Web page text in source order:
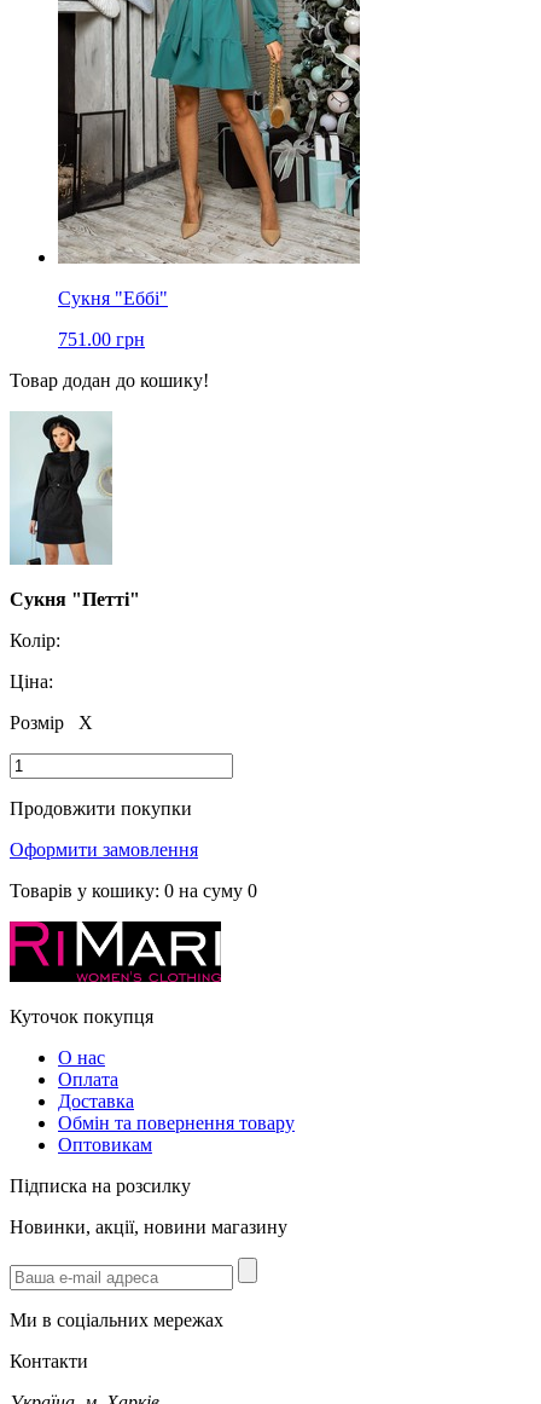
Сукня "Еббі"
751.00 грн
Товар додан до кошику!
Сукня "Петті"
Колір:
Ціна:
Розмір
X
Продовжити покупки
Оформити замовлення
Товарів у кошику: 0 на суму 0
Куточок покупця
О нас
Оплата
Доставка
Обмін та повернення товару
Оптовикам
Підписка на розсилку
Новинки, акції, новини магазину
Ми в соціальних мережах
Контакти